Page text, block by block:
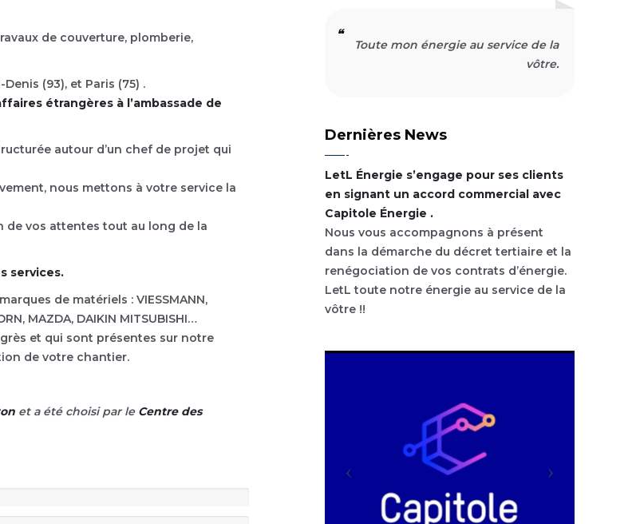
de couverture, plomberie,
Denis (93), et Paris (75) .
étrangères à l’ambassade de
autour d’un chef de projet qui
nous mettons à votre service la
de vos attentes tout au long de la
services.
de matériels : VIESSMANN,
MAZDA, DAIKIN MITSUBISHI…
et qui sont présentes sur notre
de votre chantier.
et a été choisi par le Centre des
de la
Toute mon énergie au service de la
Toute mon énergie au service de la
vôtre.
Dernières News
LetL Énergie s’engage pour ses clients
en signant un accord commercial avec
Capitole Énergie .
Nous vous accompagnons à présent
dans la démarche du décret tertiaire et la
renégociation de vos contrats d’énergie.
LetL toute notre énergie au service de la
vôtre !!